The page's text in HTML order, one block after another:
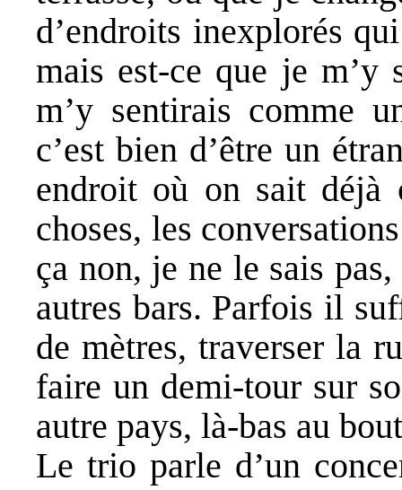
d’endroits inexplorés
mais est-ce que je m’y
m’y sentirais comme
c’est bien d’être un
endroit où on sait déjà
choses, les
ça non, je ne le sais
autres bars. Parfois il
de mètres, traverser la
faire un demi-tour sur
autre pays, là-bas au
Le trio parle d’un